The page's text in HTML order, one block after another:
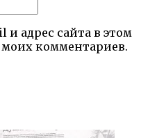
и адрес сайта в этом
комментариев.